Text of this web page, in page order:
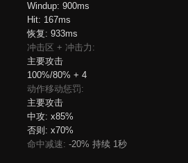
Windup: 900ms
Hit: 167ms
恢复: 933ms
冲击区 + 冲击力:
主要攻击
100%/80% + 4
动作移动惩罚:
主要攻击
中攻: x85%
否则: x70%
命中减速: -20% 持续 1秒